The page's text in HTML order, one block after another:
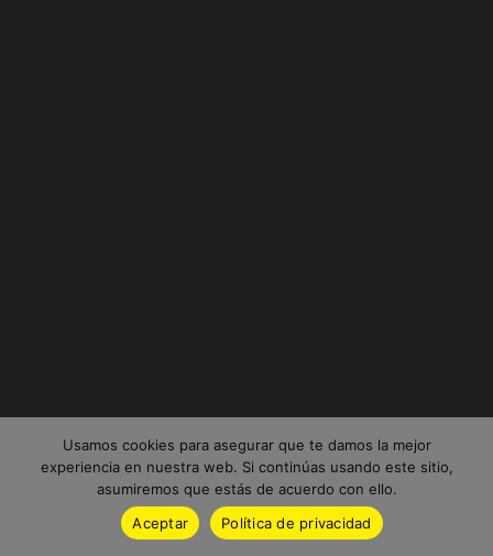
Usamos cookies para asegurar que te damos la mejor
experiencia en nuestra web. Si continúas usando este sitio,
asumiremos que estás de acuerdo con ello.
Aceptar
Política de privacidad